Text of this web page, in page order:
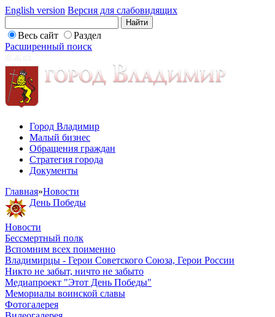
English version Версия для слабовидящих
Весь сайт
Раздел
Расширенный поиск
Город Владимир
Малый бизнес
Обращения граждан
Стратегия города
Документы
Главная»Новости
День Победы
Новости
Бессмертный полк
Вспомним всех поименно
Владимирцы - Герои Советского Союза, Герои России
Никто не забыт, ничто не забыто
Медиапроект "Этот День Победы"
Мемориалы воинской славы
Фотогалерея